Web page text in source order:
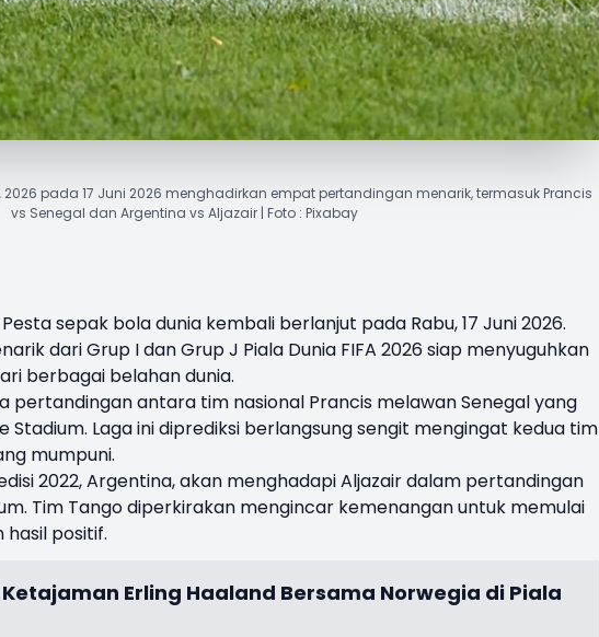
2026 pada 17 Juni 2026 menghadirkan empat pertandingan menarik, termasuk Prancis
vs Senegal dan Argentina vs Aljazair | Foto : Pixabay
sepak bola dunia kembali berlanjut pada Rabu, 17 Juni 2026.
dari Grup I dan Grup J Piala Dunia FIFA 2026 siap menyuguhkan
berbagai belahan dunia.
pertandingan antara tim nasional Prancis melawan Senegal yang
Stadium. Laga ini diprediksi berlangsung sengit mengingat kedua tim
mumpuni.
2022, Argentina, akan menghadapi Aljazair dalam pertandingan
Tim Tango diperkirakan mengincar kemenangan untuk memulai
positif.
Erling Haaland Bersama Norwegia di Piala